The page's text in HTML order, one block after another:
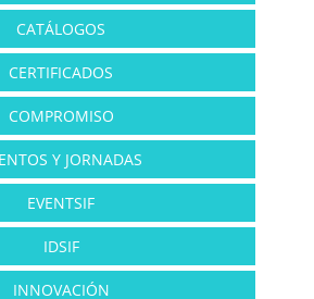
CATÁLOGOS
CERTIFICADOS
COMPROMISO
Y JORNADAS
EVENTSIF
IDSIF
INNOVACIÓN